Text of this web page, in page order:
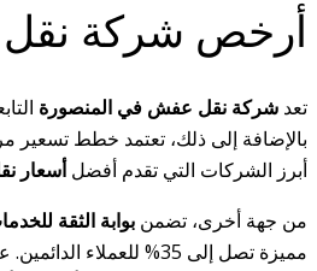
أرخص شركة
تعد شركة نقل عفش في المنصورة
بالإضافة إلى ذلك، تعتمد خطط تسعير
أبرز الشركات التي تقدم أفضلأسعار
من جهة أخرى، تضمن بوابة الثقة
مميزة تصل إلى 35%